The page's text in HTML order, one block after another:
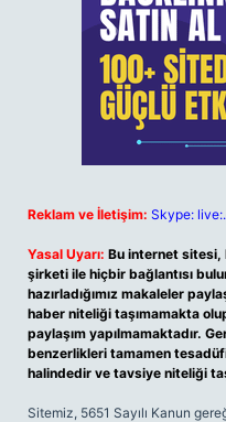
Reklam ve İletişim: Skype:
Yasal Uyarı: Bu internet sitesi,
şirketi ile hiçbir bağlantısı
hazırladığımız makaleler
haber niteliği taşımamakta
paylaşım yapılmamaktadır.
benzerlikleri tamamen
halindedir ve tavsiye niteliği
Sitemiz, 5651 Sayılı Kanun